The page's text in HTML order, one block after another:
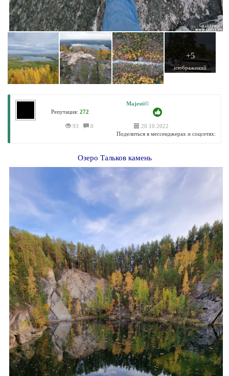
+5
изображений
Majesti©
Репутация:272
93 0
20.10.2022
Поделиться в мессенджерах и соцсетях:
Озеро Тальков камень